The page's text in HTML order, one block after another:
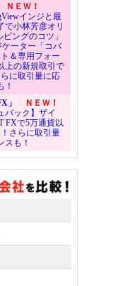
ＮＥＷ！
インジと最
で小林芳彦オリ
ングのコツ」
ケーター「コバ
＆専用フォー
上の新規取引で
に取引量に応
！
」
ＮＥＷ！
バック】ザイ
FXで5万通貨以
さらに取引量
スも！